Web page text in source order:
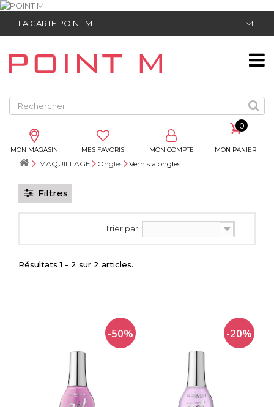
LA CARTE POINT M
MON MAGASIN MES FAVORIS MON COMPTE
0
MON PANIER
MAQUILLAGE Ongles Vernis à ongles
Filtres
Trier par --
Résultats 1 - 2 sur 2 articles.
-50% -20%